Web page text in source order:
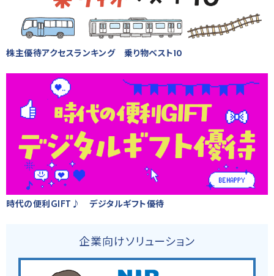
株主優待アクセスランキング 乗り物ベスト10
時代の便利GIFT♪ デジタルギフト優待
企業向けソリューション